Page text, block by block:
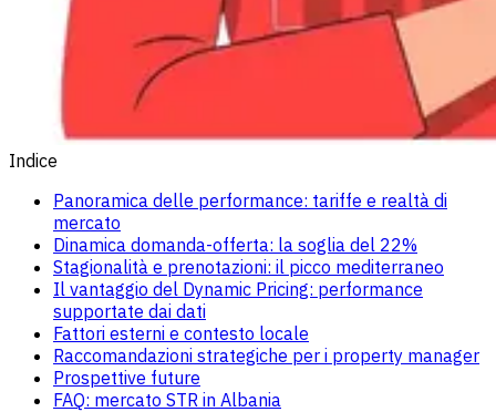
Indice
Panoramica delle performance: tariffe e realtà di
mercato
Dinamica domanda-offerta: la soglia del 22%
Stagionalità e prenotazioni: il picco mediterraneo
Il vantaggio del Dynamic Pricing: performance
supportate dai dati
Fattori esterni e contesto locale
Raccomandazioni strategiche per i property manager
Prospettive future
FAQ: mercato STR in Albania